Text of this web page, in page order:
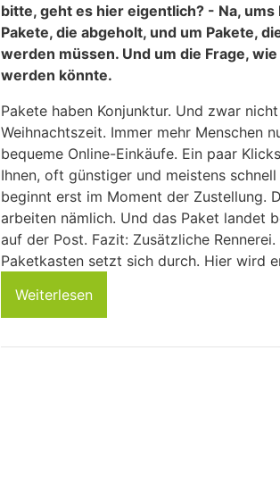
bitte, geht es hier eigentlich? - Na, ums
Pakete, die abgeholt, und um Pakete,
werden müssen. Und um die Frage,
werden könnte.
Pakete haben Konjunktur. Und zwar
Weihnachtszeit. Immer mehr Menschen
bequeme Online-Einkäufe. Ein paar
Ihnen, oft günstiger und meistens
beginnt erst im Moment der Zustellung.
arbeiten nämlich. Und das Paket landet
auf der Post. Fazit: Zusätzliche
Paketkasten setzt sich durch. Hier wird
Weiterlesen